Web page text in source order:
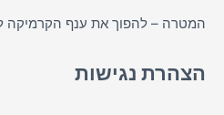
המטרה – להפוך את ענף הקרמיקה
הצהרת נגישות